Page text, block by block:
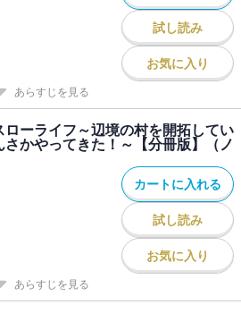
試し読み
お気に入り
あらすじを見る
ーライフ～辺境の村を開拓してい
かやってきた！～【分冊版】（ノ
カートに入れる
試し読み
お気に入り
あらすじを見る